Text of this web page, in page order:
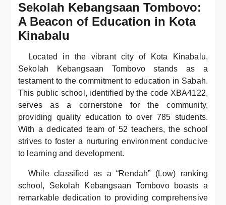
Sekolah Kebangsaan Tombovo:
A Beacon of Education in Kota
Kinabalu
Located in the vibrant city of Kota Kinabalu,
Sekolah Kebangsaan Tombovo stands as a
testament to the commitment to education in Sabah.
This public school, identified by the code XBA4122,
serves as a cornerstone for the community,
providing quality education to over 785 students.
With a dedicated team of 52 teachers, the school
strives to foster a nurturing environment conducive
to learning and development.
While classified as a “Rendah” (Low) ranking
school, Sekolah Kebangsaan Tombovo boasts a
remarkable dedication to providing comprehensive